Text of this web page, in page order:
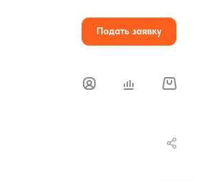
Подать заявку